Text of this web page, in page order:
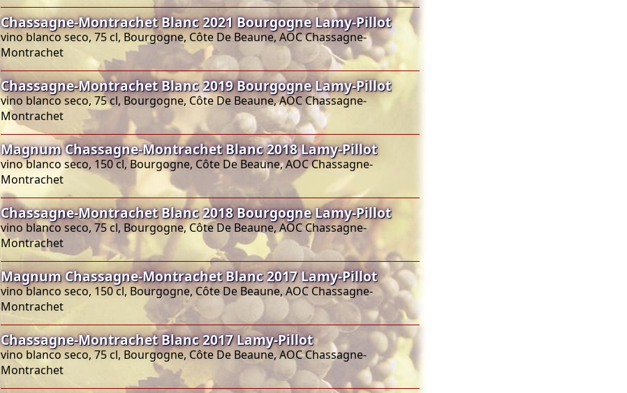
Chassagne-Montrachet Blanc 2021 Bourgogne Lamy-Pillot
vino blanco seco, 75 cl, Bourgogne, Côte De Beaune, AOC Chassagne-
Montrachet
Chassagne-Montrachet Blanc 2019 Bourgogne Lamy-Pillot
vino blanco seco, 75 cl, Bourgogne, Côte De Beaune, AOC Chassagne-
Montrachet
Magnum Chassagne-Montrachet Blanc 2018 Lamy-Pillot
vino blanco seco, 150 cl, Bourgogne, Côte De Beaune, AOC Chassagne-
Montrachet
Chassagne-Montrachet Blanc 2018 Bourgogne Lamy-Pillot
vino blanco seco, 75 cl, Bourgogne, Côte De Beaune, AOC Chassagne-
Montrachet
Magnum Chassagne-Montrachet Blanc 2017 Lamy-Pillot
vino blanco seco, 150 cl, Bourgogne, Côte De Beaune, AOC Chassagne-
Montrachet
Chassagne-Montrachet Blanc 2017 Lamy-Pillot
vino blanco seco, 75 cl, Bourgogne, Côte De Beaune, AOC Chassagne-
Montrachet